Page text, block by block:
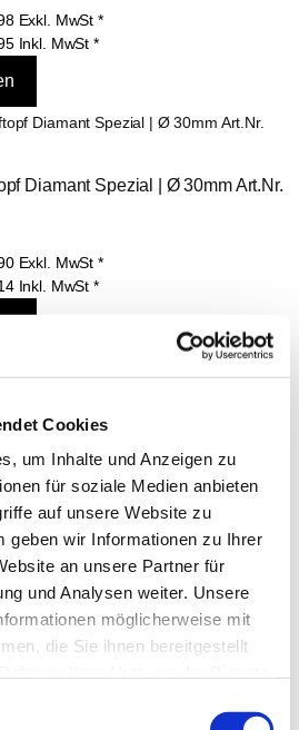
Cookies
um Inhalte und Anzeigen zu
für soziale Medien anbieten
auf unsere Website zu
geben wir Informationen zu Ihrer
an unsere Partner für
und Analysen weiter. Unsere
möglicherweise mit
die Sie ihnen bereitgestellt
Exkl. MwSt *
Inkl. MwSt *
Diamant Spezial | Ø 30mm Art.Nr.
Exkl. MwSt *
Inkl. MwSt *
PRODUKTE
SIE AUCH
INTERESSIEREN:
Art.-